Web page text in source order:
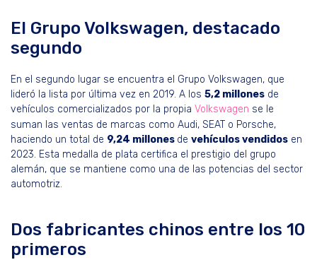
El Grupo Volkswagen, destacado
segundo
En el segundo lugar se encuentra el Grupo Volkswagen, que
lideró la lista por última vez en 2019. A los 5,2 millones de
vehículos comercializados por la propia Volkswagen se le
suman las ventas de marcas como Audi, SEAT o Porsche,
haciendo un total de 9,24 millones de vehículos vendidos en
2023. Esta medalla de plata certifica el prestigio del grupo
alemán, que se mantiene como una de las potencias del sector
automotriz.
Dos fabricantes chinos entre los 10
primeros